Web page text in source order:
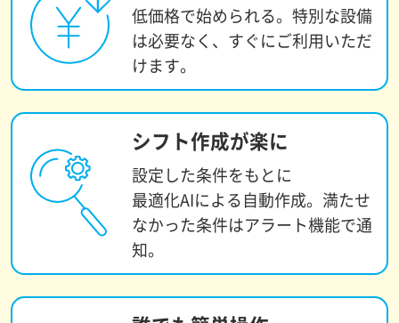
低価格で始められる。 特別な設備
は必要なく、 すぐにご利用いただ
けます。
シフト作成が楽に
設定した条件をもとに
最適化AIによる自動作成。 満たせ
なかった条件はアラート機能で通
知。